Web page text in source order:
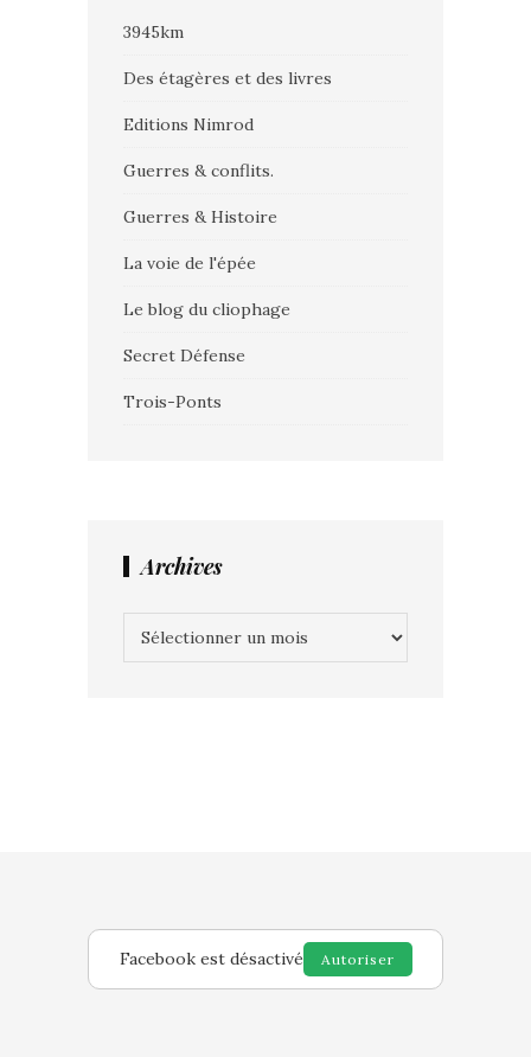
3945km
Des étagères et des livres
Editions Nimrod
Guerres & conflits.
Guerres & Histoire
La voie de l'épée
Le blog du cliophage
Secret Défense
Trois-Ponts
Archives
Facebook est désactivé Autoriser